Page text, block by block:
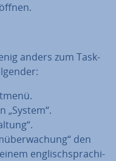
anders zum Task­
„System“.
den
eng­lisch­spra­chi­